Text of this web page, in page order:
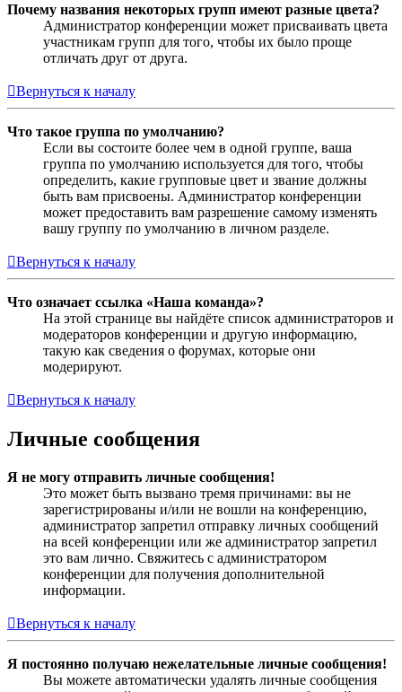
Почему названия некоторых групп имеют разные цвета?
Администратор конференции может присваивать цвета
участникам групп для того, чтобы их было проще
отличать друг от друга.
Вернуться к началу
Что такое группа по умолчанию?
Если вы состоите более чем в одной группе, ваша
группа по умолчанию используется для того, чтобы
определить, какие групповые цвет и звание должны
быть вам присвоены. Администратор конференции
может предоставить вам разрешение самому изменять
вашу группу по умолчанию в личном разделе.
Вернуться к началу
Что означает ссылка «Наша команда»?
На этой странице вы найдёте список администраторов и
модераторов конференции и другую информацию,
такую как сведения о форумах, которые они
модерируют.
Вернуться к началу
Личные сообщения
Я не могу отправить личные сообщения!
Это может быть вызвано тремя причинами: вы не
зарегистрированы и/или не вошли на конференцию,
администратор запретил отправку личных сообщений
на всей конференции или же администратор запретил
это вам лично. Свяжитесь с администратором
конференции для получения дополнительной
информации.
Вернуться к началу
Я постоянно получаю нежелательные личные сообщения!
Вы можете автоматически удалять личные сообщения